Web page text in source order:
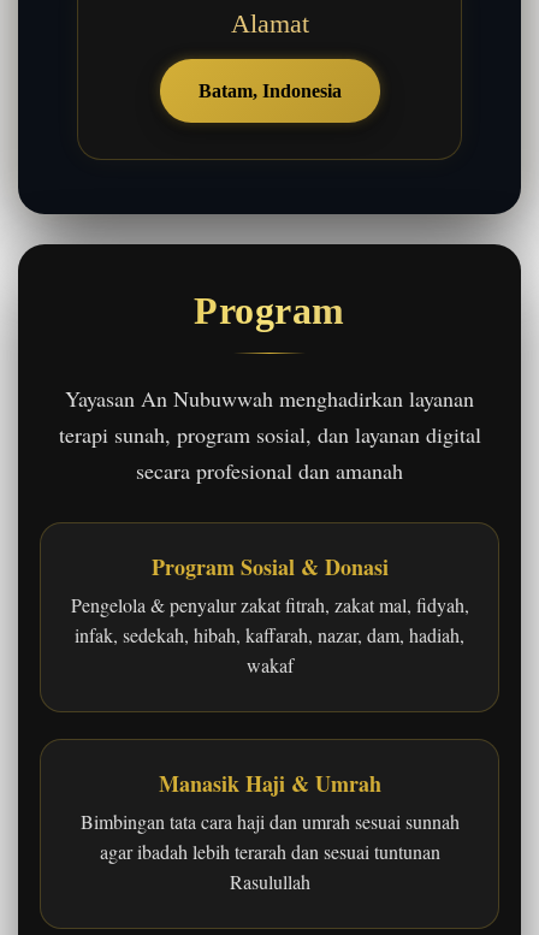
Alamat
Batam, Indonesia
Program
Yayasan An Nubuwwah menghadirkan layanan
terapi sunah, program sosial, dan layanan digital
secara profesional dan amanah
Program Sosial & Donasi
Pengelola & penyalur zakat fitrah, zakat mal, fidyah,
infak, sedekah, hibah, kaffarah, nazar, dam, hadiah,
wakaf
Manasik Haji & Umrah
Bimbingan tata cara haji dan umrah sesuai sunnah
agar ibadah lebih terarah dan sesuai tuntunan
Rasulullah